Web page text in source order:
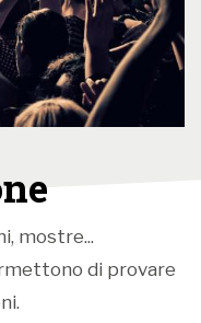
mostre...
di provare